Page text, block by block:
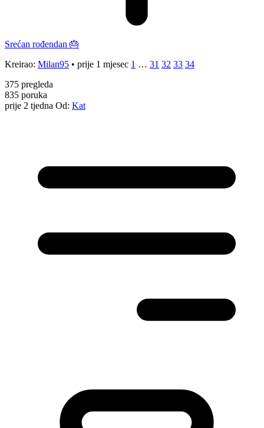
Srećan rođendan 🎂
Kreirao: Milan95 • prije 1 mjesec 1 … 31 32 33 34
375 pregleda
835 poruka
prije 2 tjedna Od: Kat